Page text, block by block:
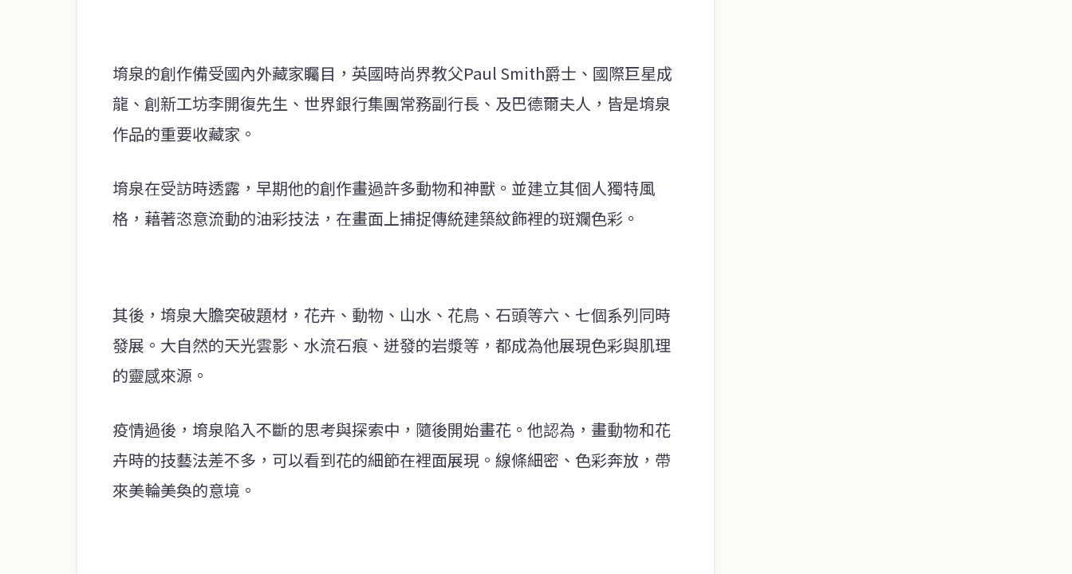
堉泉的創作備受國內外藏家矚目，英國時尚界教父Paul Smith爵士、國際巨星成
龍、創新工坊李開復先生、世界銀行集團常務副行長、及巴德爾夫人，皆是堉泉
作品的重要收藏家。
堉泉在受訪時透露，早期他的創作畫過許多動物和神獸。並建立其個人獨特風
格，藉著恣意流動的油彩技法，在畫面上捕捉傳統建築紋飾裡的斑斕色彩。
其後，堉泉大膽突破題材，花卉、動物、山水、花鳥、石頭等六、七個系列同時
發展。大自然的天光雲影、水流石痕、迸發的岩漿等，都成為他展現色彩與肌理
的靈感來源。
疫情過後，堉泉陷入不斷的思考與探索中，隨後開始畫花。他認為，畫動物和花
卉時的技藝法差不多，可以看到花的細節在裡面展現。線條細密、色彩奔放，帶
來美輪美奐的意境。